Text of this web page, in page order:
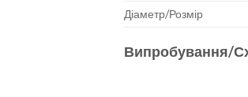
Діаметр/Розмір
Випробування/